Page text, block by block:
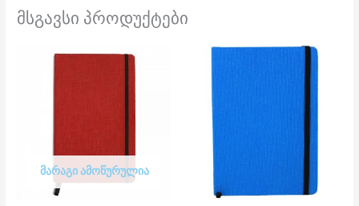
მსგავსი პროდუქტები
ᲛᲐᲠᲐᲒᲘ ᲐᲛᲝᲬᲣᲠᲣᲚᲘᲐ